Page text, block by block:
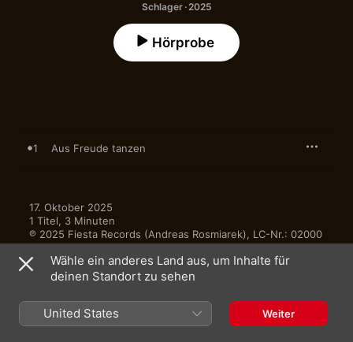
Schlager · 2025
Hörprobe
1 Aus Freude tanzen
17. Oktober 2025
1 Titel, 3 Minuten
℗ 2025 Fiesta Records (Andreas Rosmiarek), LC-Nr.: 02000
Deutschland English (UK)
Wähle ein anderes Land aus, um Inhalte für
deinen Standort zu sehen
United States Weiter